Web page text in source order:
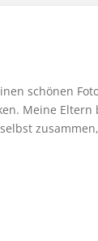
schönen
Meine